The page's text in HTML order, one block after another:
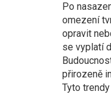
Po
omezení
opravit
se vyplatí
přirozeně
Tyto